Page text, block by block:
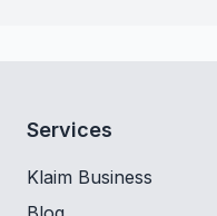
Services
Klaim Business